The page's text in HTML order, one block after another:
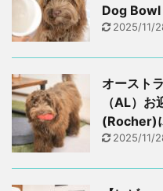
Dog Bowl
2025/11/
オースト
（AL）
(Rocher)
2025/11/